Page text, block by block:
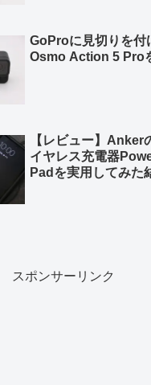
GoProに見切りを付
Osmo Action 5 Pro
【レビュー】Anker
イヤレス充電器
Padを実用してみた
スポンサーリンク